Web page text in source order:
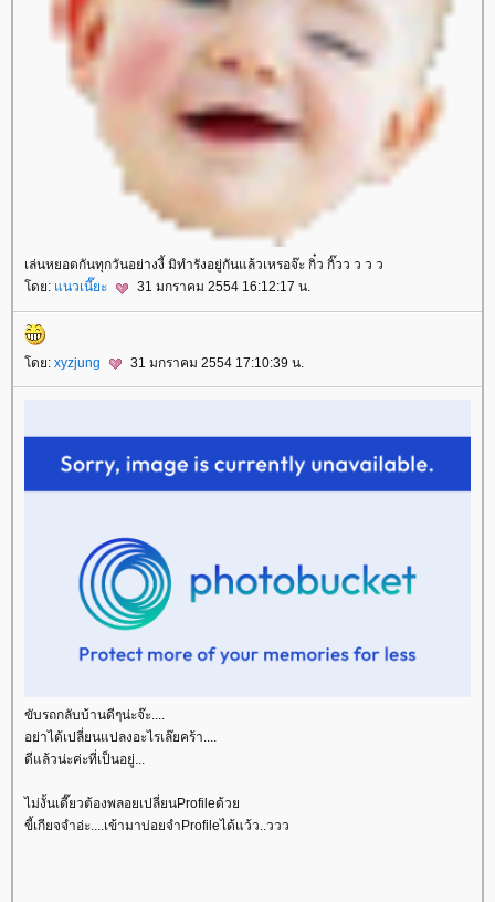
เล่นหยอดกันทุกวันอย่างงี้ มิทำรังอยู่กันแล้วเหรอจ๊ะ กิ๋ว กิ๊วว ว ว ว
ดย: นวเนี๊ยะ 31 มกราคม 2554 16:12:17 น.
ดย: xyzjung 31 มกราคม 2554 17:10:39 น.
ขับรถกลับบ้านดีๆน่ะจ๊ะ....
อย่าได้เปลี่ยนแปลงอะไรเล๊ยคร้า....
ดีแล้วน่ะค่ะที่เป็นอยู่...
ไม่งั้นเดี๊ยวต้องพลอยเปลี่ยนProfileด้ว
ขี้เกียจจำอ่ะ....เข้ามาบ่อยจำProfileได้แว้ว..ววว